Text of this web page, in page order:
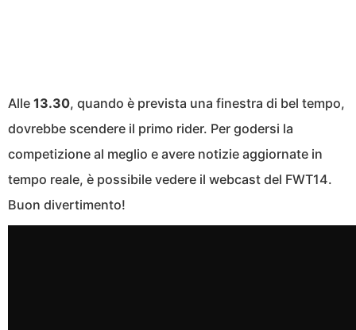
Alle 13.30, quando è prevista una finestra di bel tempo,
dovrebbe scendere il primo rider. Per godersi la
competizione al meglio e avere notizie aggiornate in
tempo reale, è possibile vedere il webcast del FWT14.
Buon divertimento!